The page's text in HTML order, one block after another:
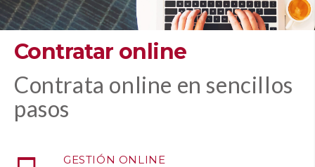
Contratar online
Contrata online en sencillos
pasos
GESTIÓN ONLINE